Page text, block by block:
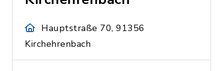
Hauptstraße 70, 91356
Kirchehrenbach